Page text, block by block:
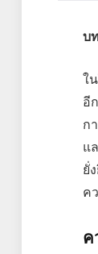
บ
ใ
อี
ก
แ
ยั่
ค
ค